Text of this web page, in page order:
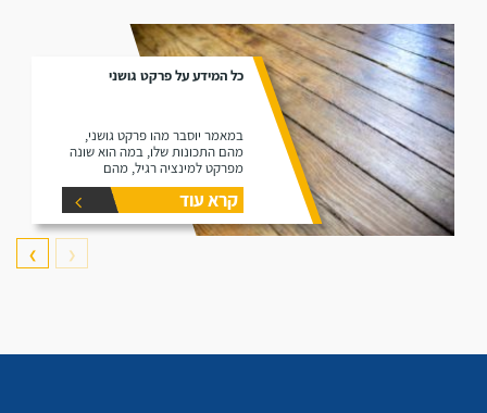
כל המידע על פרקט גושני
במאמר יוסבר מהו פרקט גושני,
מהם התכונות שלו, במה הוא שונה
מפרקט למינציה רגיל, מהם
היתרונות שלו ומהם החסרונות שלו.
קרא עוד
❮
❯